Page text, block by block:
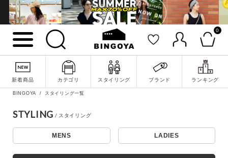
0
新着商品 カテゴリ スタイリング ブランド ランキング
詳細検索
キーワード
BINGOYA スタイリング一覧
STYLING
MENS LADIES